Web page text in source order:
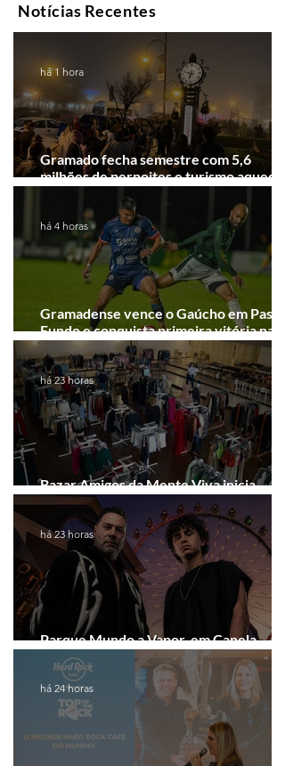
Notícias Recentes
Gramado fecha semestre com 5,6
milhões de pernoites e turismo
Junho desponta!
há 1 hora
Gramadense vence o Gaúcho em Passo
Fundo e conquista primeira vitória na
Série A2
há 4 horas
Bazar Amigos da Mente Viva inicia
arrecadação em Gramado e Canela
há 23 horas
Parque Mundo a Vapor, em Canela,
recebe festival eletrônico em agosto
há 23 horas
há 24 horas